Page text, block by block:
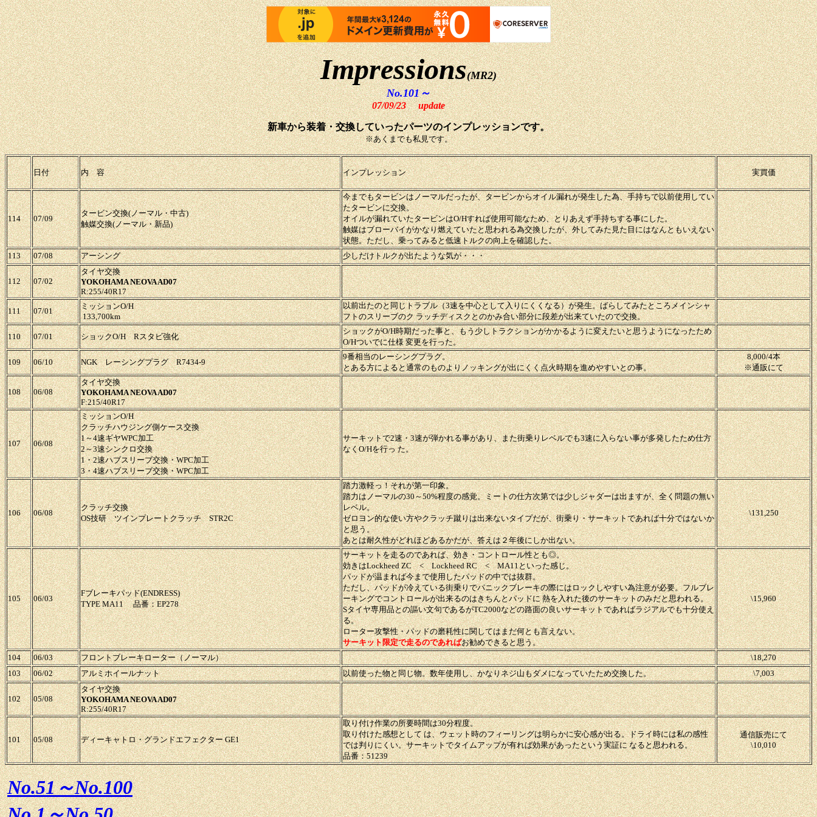
Impressions(MR2)
No.101～
07/09/23 update
新車から装着・交換していったパーツのインプレッションです。
※あくまでも私見です。
日付 内 容 インプレッション 実買価
114 07/09
タービン交換(ノーマル・中古)
触媒交換(ノーマル・新品)
今までもタービンはノーマルだったが、タービンからオイル漏れが発生した為、手持ちで以前使用してい
たタービンに交換。
オイルが漏れていたタービンはO/Hすれば使用可能なため、とりあえず手持ちする事にした。
触媒はブローバイがかなり燃えていたと思われる為交換したが、外してみた見た目にはなんともいえない
状態。ただし、乗ってみると低速トルクの向上を確認した。
113
07/08 アーシング 少しだけトルクが出たような気が・・・
112 07/02
タイヤ交換
YOKOHAMA NEOVA AD07
R:255/40R17
111 07/01
ミッションO/H
133,700km
以前出たのと同じトラブル（3速を中心として入りにくくなる）が発生。ばらしてみたところメインシャ
フトのスリーブのク ラッチディスクとのかみ合い部分に段差が出来ていたので交換。
110 07/01 ショックO/H Rスタビ強化
ショックがO/H時期だった事と、もう少しトラクションがかかるように変えたいと思うようになったため
O/Hついでに仕様 変更を行った。
109 06/10 NGK レーシングプラグ R7434-9
9番相当のレーシングプラグ。
とある方によると通常のものよりノッキングが出にくく点火時期を進めやすいとの事。
8,000/4本
※通販にて
108 06/08
タイヤ交換
YOKOHAMA NEOVA AD07
F:215/40R17
107 06/08
ミッションO/H
クラッチハウジング側ケース交換
1～4速ギヤWPC加工
2～3速シンクロ交換
1・2速ハブスリーブ交換・WPC加工
3・4速ハブスリーブ交換・WPC加工
サーキットで2速・3速が弾かれる事があり、また街乗りレベルでも3速に入らない事が多発したため仕方
なくO/Hを行っ た。
106 06/08
クラッチ交換
OS技研 ツインプレートクラッチ STR2C
踏力激軽っ！それが第一印象。
踏力はノーマルの30～50%程度の感覚。ミートの仕方次第では少しジャダーは出ますが、全く問題の無い
レベル。
ゼロヨン的な使い方やクラッチ蹴りは出来ないタイプだが、街乗り・サーキットであれば十分ではないか
と思う。
あとは耐久性がどれほどあるかだが、答えは２年後にしか出ない。
\131,250
105 06/03
Fブレーキパッド(ENDRESS)
TYPE MA11 品番：EP278
サーキットを走るのであれば、効き・コントロール性とも◎。
効きはLockheed ZC < Lockheed RC < MA11といった感じ。
パッドが温まれば今まで使用したパッドの中では抜群。
ただし、パッドが冷えている街乗りでパニックブレーキの際にはロックしやすい為注意が必要。フルブレ
ーキングでコントロールが出来るのはきちんとパッドに 熱を入れた後のサーキットのみだと思われる。
Sタイヤ専用品との謳い文句であるがTC2000などの路面の良いサーキットであればラジアルでも十分使え
る。
ローター攻撃性・パッドの磨耗性に関してはまだ何とも言えない。
サーキット限定で走るのであればお勧めできると思う。
\15,960
104 06/03 フロントブレーキローター（ノーマル）
\18,270
103
06/02 アルミホイールナット 以前使った物と同じ物。数年使用し、かなりネジ山もダメになっていたため交換した。 \7,003
102 05/08
タイヤ交換
YOKOHAMA NEOVA AD07
R:255/40R17
101 05/08 ディーキャトロ・グランドエフェクター GE1
取り付け作業の所要時間は30分程度。
取り付けた感想として は、ウェット時のフィーリングは明らかに安心感が出る。ドライ時には私の感性
では判りにくい。サーキットでタイムアップが有れば効果があったという実証に なると思われる。
品番：51239
通信販売にて
\10,010
No.51～No.100